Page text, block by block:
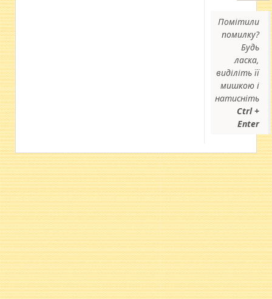
Помітили
помилку?
Будь
ласка,
виділіть її
мишкою і
натисніть
Ctrl +
Enter